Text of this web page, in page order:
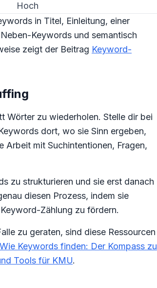
Hoch
in Titel, Einleitung, einer
Keywords und semantisch
zeigt der Beitrag Keyword-
Wörter zu wiederholen. Stelle dir bei
dort, wo sie Sinn ergeben,
mit Suchintentionen, Fragen,
zu strukturieren und sie erst danach
diesen Prozess, indem sie
Zählung zu fördern.
zu geraten, sind diese Ressourcen
Wie Keywords finden: Der Kompass zu
Tools für KMU.